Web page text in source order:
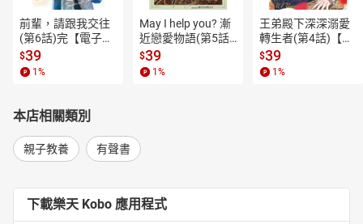
前輩，請跟我交往
(第6話)完【電子
書】
$39
1 %
May I help you? 漸
近戀愛物語(第5話)
【電子書】
$39
1 %
王弟殿下深深溺愛
轉生者(第4話)【電
子書】
$39
1 %
本店相關類別
親子教養 有聲書
下載樂天 Kobo 應用程式